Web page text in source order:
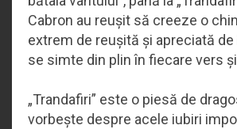
Cabron au reușit să creeze o
extrem de reușită și apreciată de
se simte din plin în fiecare vers
„Trandafiri” este o piesă de
vorbește despre acele iubiri